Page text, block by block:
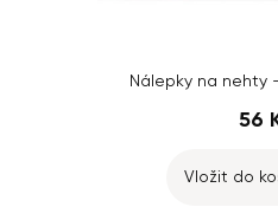
Nálepky na nehty
56
Vložit do